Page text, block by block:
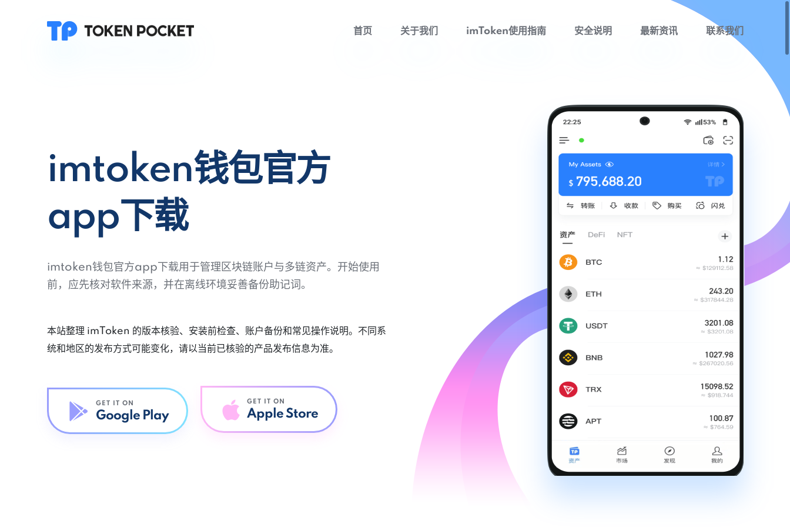
首页 关于我们 imToken使用指南 安全说明 最新资讯 联系我们
imtoken钱包官方
app下载
imtoken钱包官方app下载用于管理区块链账户与多链资产。开始使用
前，应先核对软件来源，并在离线环境妥善备份助记词。
本站整理 imToken 的版本核验、安装前检查、账户备份和常见操作说明。不同系
统和地区的发布方式可能变化，请以当前已核验的产品发布信息为准。
GET IT ON
Google Play
GET IT ON
Apple Store